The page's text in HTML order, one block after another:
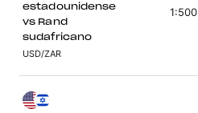
estadounidense
vs Rand
sudafricano
USD/ZAR
1:500